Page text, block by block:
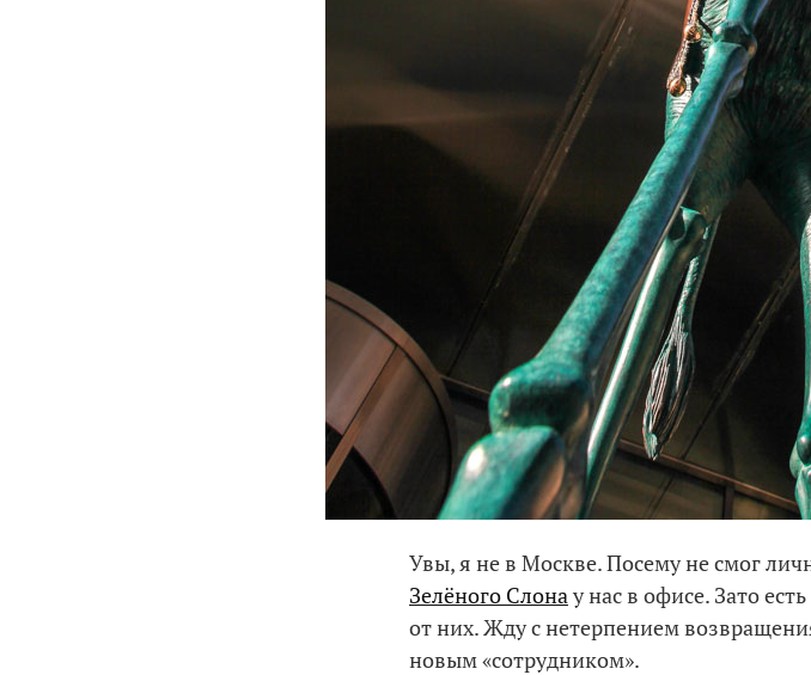
Увы, я не в Москве. Посему не смог
Зелёного Слонау нас в офисе. Зато
от них. Жду с нетерпением
новым «сотрудником».